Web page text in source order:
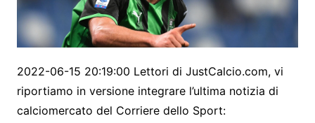
2022-06-15 20:19:00 Lettori di JustCalcio.com, vi
riportiamo in versione integrare l’ultima notizia di
calciomercato del Corriere dello Sport: